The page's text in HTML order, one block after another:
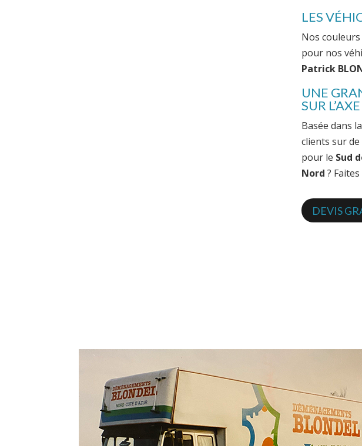
LES
Nos couleurs
pour nos
Patrick
UNE
SUR
Basée dans la
clients sur de
pour le Sud
Nord ?
DEVIS